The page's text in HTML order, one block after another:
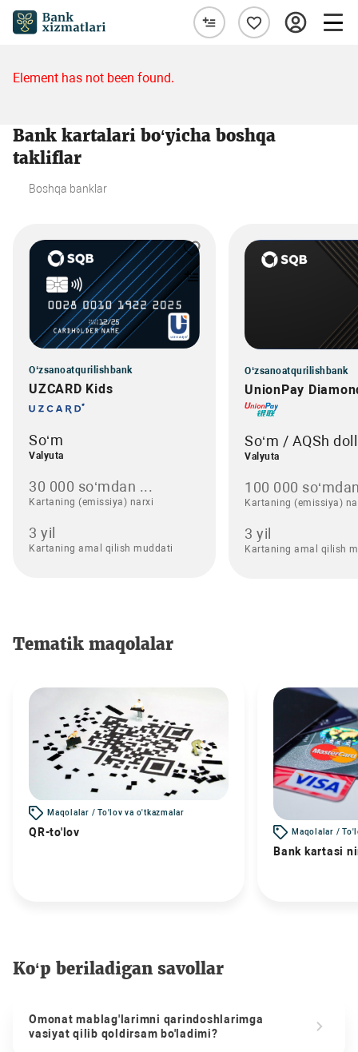
Element has not been found.
Bank kartalari bo‘yicha boshqa
takliflar
Boshqa banklar
O‘zsanoatqurilishbank
UZCARD Kids
So‘m
Valyuta
30 000 so‘mdan ...
Kartaning (emissiya) narxi
3 yil
Kartaning amal qilish muddati
O‘zsanoatqurilishbank
UnionPay
So‘m / AQSh
Valyuta
100 000
Kartaning (emissiya)
3 yil
Kartaning amal qilish
Tematik maqolalar
Maqolalar / To'lov va o'tkazmalar
QR-to'lov Maqolalar /
Bank kartasi
Ko‘p beriladigan savollar
Omonat mablag'larimni qarindoshlarimga
vasiyat qilib qoldirsam bo'ladimi?